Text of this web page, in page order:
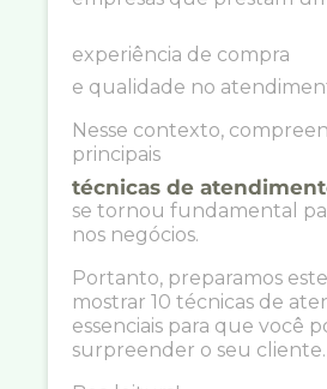
experiência de compra
e qualidade no
Nesse contexto,
principais
técnicas de
se tornou fundamental
nos negócios.
Portanto, preparamos
mostrar 10 técnicas de
essenciais para que você
surpreender o seu cliente.